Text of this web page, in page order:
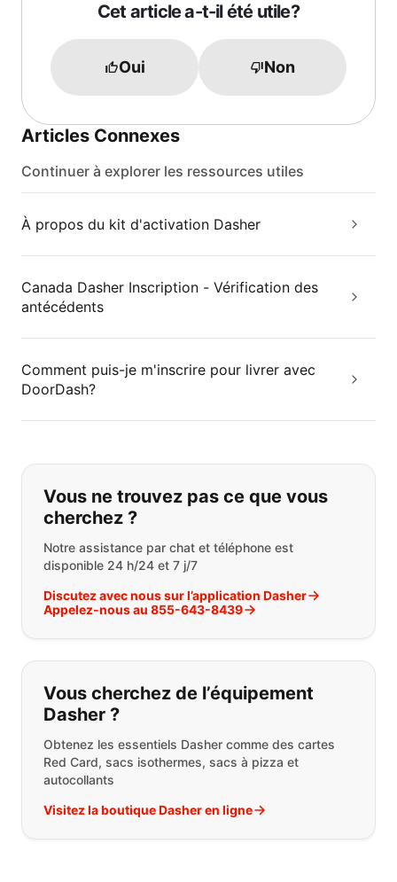
Cet article a-t-il été utile?
Oui Non
Articles Connexes
Continuer à explorer les ressources utiles
À propos du kit d'activation Dasher
Canada Dasher Inscription - Vérification des
antécédents
Comment puis-je m'inscrire pour livrer avec
DoorDash?
Si vous ne trouvez pas ce que vous
Vous ne trouvez pas ce que vous
cherchez ?
Notre assistance par chat et téléphone est
disponible 24 h/24 et 7 j/7
Discutez avec nous sur l’application Dasher
Appelez-nous au 855-643-8439
Vous cherchez de l’équipement
Dasher ?
Obtenez les essentiels Dasher comme des cartes
Red Card, sacs isothermes, sacs à pizza et
autocollants
Visitez la boutique Dasher en ligne